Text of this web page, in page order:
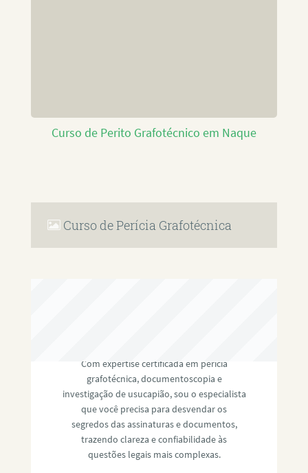
Curso de Perito Grafotécnico em Naque
Curso de Perícia Grafotécnica
Com expertise certificada em perícia
grafotécnica, documentoscopia e
investigação de usucapião, sou o especialista
que você precisa para desvendar os
segredos das assinaturas e documentos,
trazendo clareza e confiabilidade às
questões legais mais complexas.